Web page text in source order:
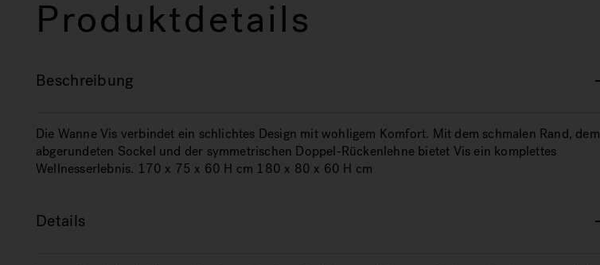
Produktdetails
Beschreibung
Die Wanne Vis verbindet ein schlichtes Design mit wohligem Komfort. Mit dem schmalen Rand, dem
abgerundeten Sockel und der symmetrischen Doppel-Rückenlehne bietet Vis ein komplettes
Wellnesserlebnis. 170 x 75 x 60 H cm 180 x 80 x 60 H cm
Details